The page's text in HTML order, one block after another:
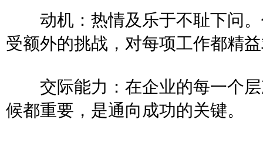
动机：热情及乐于不耻下问。
受额外的挑战，对每项工作都
交际能力：在企业的每一个层
候都重要，是通向成功的关键